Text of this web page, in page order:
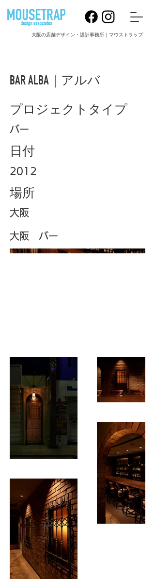
大阪の店舗デザイン・設計事務所｜マウストラップ
BAR ALBA｜アルバ
プロジェクトタイプ
バー
日付
2012
場所
大阪
大阪 バー